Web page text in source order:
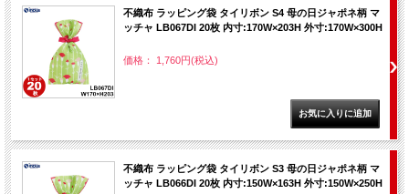
不織布 ラッピング袋 タイリボン S4 母の日ジャポネ柄 マ
ッチャ LB067DI 20枚 内寸:170W×203H 外寸:170W×300H
価格： 1,760円(税込)
不織布 ラッピング袋 タイリボン S3 母の日ジャポネ柄 マ
ッチャ LB066DI 20枚 内寸:150W×163H 外寸:150W×250H